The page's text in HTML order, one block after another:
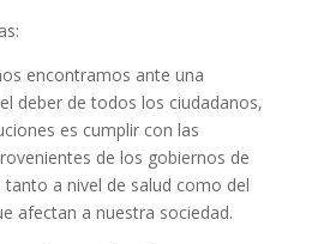
encontramos ante una
deber de todos los ciudadanos,
es cumplir con las
de los gobiernos de
tanto a nivel de salud como del
afectan a nuestra sociedad.